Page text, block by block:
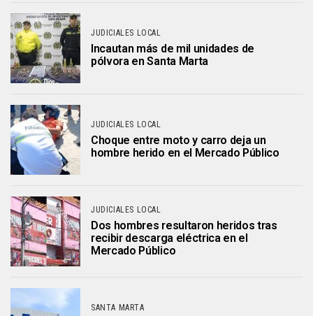
JUDICIALES LOCAL
Incautan más de mil unidades de
pólvora en Santa Marta
JUDICIALES LOCAL
Choque entre moto y carro deja un
hombre herido en el Mercado Público
JUDICIALES LOCAL
Dos hombres resultaron heridos tras
recibir descarga eléctrica en el
Mercado Público
SANTA MARTA